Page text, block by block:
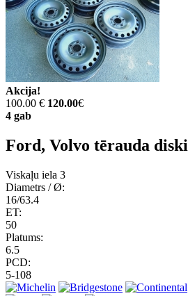
Akcija!
100.00 € 120.00€
4 gab
Ford, Volvo tērauda diski
Viskaļu iela 3
Diametrs / Ø:
16/63.4
ET:
50
Platums:
6.5
PCD:
5-108